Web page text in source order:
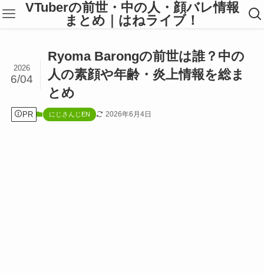
VTuberの前世・中の人・顔バレ情報
まとめ｜はねライブ！
Ryoma Barongの前世は誰？中の
人の素顔や年齢・炎上情報を総ま
とめ
2026
6/04
PR にじさんじEN 2026年6月4日